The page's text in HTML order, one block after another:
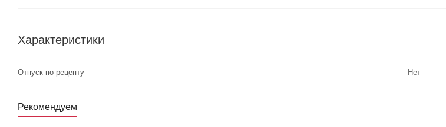
Характеристики
Отпуск по рецепту Нет
Рекомендуем